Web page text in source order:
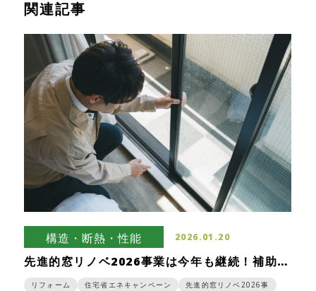
関連記事
構造・断熱・性能 2026.01.20
先進的窓リノベ2026事業は今年も継続！補助金
の内容をご紹介
リフォーム 住宅省エネキャンペーン
先進的窓リノベ2026事